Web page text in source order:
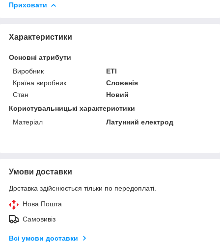
Приховати
Характеристики
Основні атрибути
Виробник
ETI
Країна виробник
Словенія
Стан
Новий
Користувальницькі характеристики
Матеріал
Латунний електрод
Умови доставки
Доставка здійснюється тільки по передоплаті.
Нова Пошта
Самовивіз
Всі умови доставки